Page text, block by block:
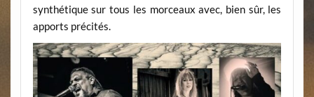
synthétique sur tous les morceaux avec, bien sûr, les
apports précités.